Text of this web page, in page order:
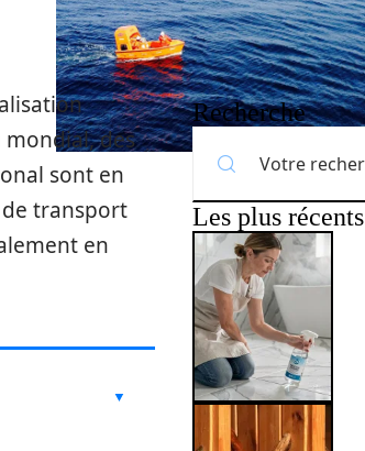
des
sont en
transport
en
Recherche
Les plus récents